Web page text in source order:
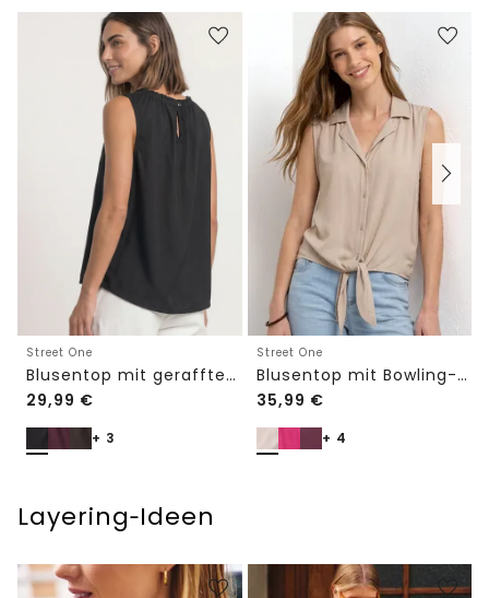
Street One
Blusentop mit gerafftem Rundhals
29,99 €
+ 3
Street One
Blusentop mit Bowling-Kragen und Knoten
35,99 €
+ 4
Layering‑Ideen